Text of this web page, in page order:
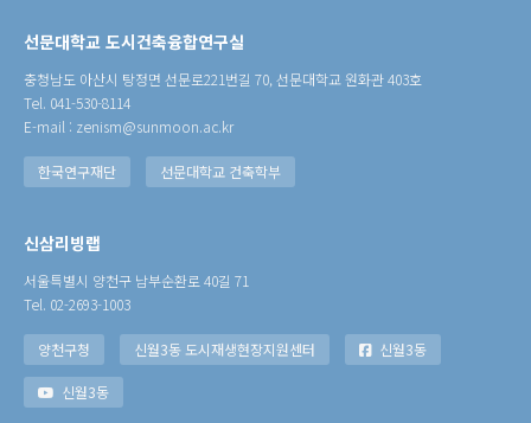
선문대학교 도시건축융합연구실
충청남도 아산시 탕정면 선문로221번길 70, 선문대학교 원화관 403호
Tel. 041-530-8114
E-mail : zenism@sunmoon.ac.kr
한국연구재단 선문대학교 건축학부
신삼리빙랩
서울특별시 양천구 남부순환로 40길 71
Tel. 02-2693-1003
양천구청 신월3동 도시재생현장지원센터 신월3동
신월3동